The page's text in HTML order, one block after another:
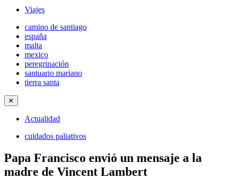
Viajes
camino de santiago
españa
malta
mexico
peregrinación
santuario mariano
tierra santa
✕
Actualidad
cuidados paliativos
Papa Francisco envió un mensaje a la
madre de Vincent Lambert